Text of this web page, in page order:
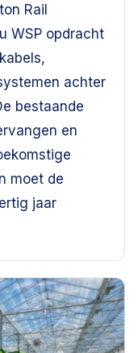
Rail
WSP opdracht
achter
bestaande
en
moet de
jaar